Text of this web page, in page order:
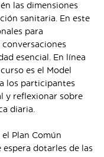
las dimensiones
sanitaria. En este
para
esencial. En línea
es el Model
los participantes
y reflexionar sobre
diaria.
Plan Común
espera dotarles de las